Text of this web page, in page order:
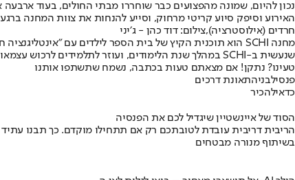
נכון להיום, שמונה מהפצועים כבר שוחררו מבתי החולים, בעוד
האירוע וסיפק סיוע קריטי מרחוק, וסייע להנחות את צוות המחנה
חרדים (אילוסטרציה),צילום: דוד כהן - ג׳יני
שנעשית ב-SCHI במהלך שנת הלימודים, ועוזר לתלמידים לרכוש עצמאות ולהמשיך בהתפתחותם בסביבה תומכת.
טעינו? נתקן! אם מצאתם טעות בכתבה, נשמח שתשתפו אותנו
פנסילבניהתאונת דרכים
כדאילהכיר
הסוד של איינשטיין שיגדיל לכם את הפנסיה
הריבית דריבית עובדת לטובתכם רק אם תתחילו מוקדם. כך תבנו
בשיתוף מנורה מבטחים